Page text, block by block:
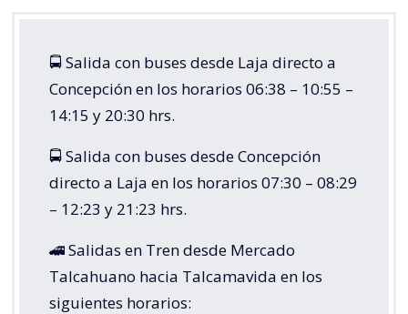
🚍 Salida con buses desde Laja directo a
Concepción en los horarios 06:38 – 10:55 –
14:15 y 20:30 hrs.
🚍 Salida con buses desde Concepción
directo a Laja en los horarios 07:30 – 08:29
– 12:23 y 21:23 hrs.
🚄 Salidas en Tren desde Mercado
Talcahuano hacia Talcamavida en los
siguientes horarios: